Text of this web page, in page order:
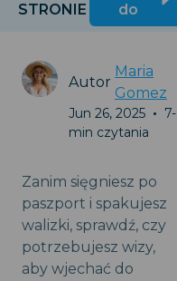
STRONIE
do
Autor
Maria
Gomez
Jun 26, 2025 • 7-
min czytania
Zanim sięgniesz po
paszport i spakujesz
walizki, sprawdź, czy
potrzebujesz wizy,
aby wjechać do